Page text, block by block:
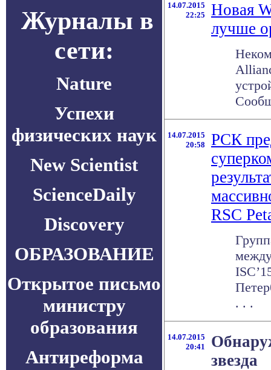
Журналы в
сети:
Nature
Успехи
физических наук
New Scientist
ScienceDaily
Discovery
ОБРАЗОВАНИЕ
Открытое письмо
министру
образования
Антиреформа
14.07.2015
22:25
Новая
лучше
14.07.2015
20:58
РСК
RSC
. . .
14.07.2015
20:41
звезда